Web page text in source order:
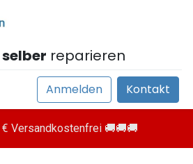
selber reparieren
Anmelden Kontakt
Versandkostenfrei 🚚🚚🚚